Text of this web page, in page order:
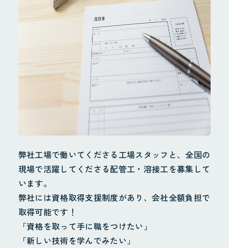
採用サイト
個人情報保護方針
弊社工場で働いてくださる工場スタッフと、全国の
現場で活躍してくださる配管工・溶接工を募集して
います。
弊社には資格取得支援制度があり、会社全額負担で
取得可能です！
「資格を取って手に職をつけたい」
「新しい技術を学んでみたい」